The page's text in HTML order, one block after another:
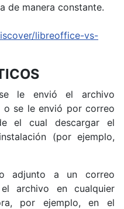
de manera constante.
libreoffice-vs-
le envió el archivo
o se le envió por correo
el cual descargar el
(por ejemplo,
adjunto a un correo
archivo en cualquier
por ejemplo, en el